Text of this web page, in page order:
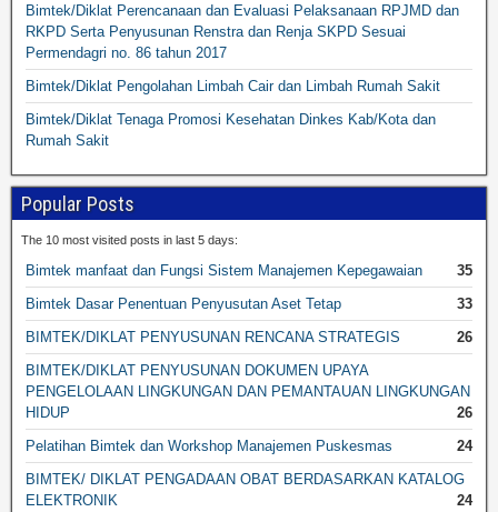
Bimtek/Diklat Perencanaan dan Evaluasi Pelaksanaan RPJMD dan
RKPD Serta Penyusunan Renstra dan Renja SKPD Sesuai
Permendagri no. 86 tahun 2017
Bimtek/Diklat Pengolahan Limbah Cair dan Limbah Rumah Sakit
Bimtek/Diklat Tenaga Promosi Kesehatan Dinkes Kab/Kota dan
Rumah Sakit
Popular Posts
The 10 most visited posts in last 5 days:
Bimtek manfaat dan Fungsi Sistem Manajemen Kepegawaian
35
Bimtek Dasar Penentuan Penyusutan Aset Tetap
33
BIMTEK/DIKLAT PENYUSUNAN RENCANA STRATEGIS
26
BIMTEK/DIKLAT PENYUSUNAN DOKUMEN UPAYA
PENGELOLAAN LINGKUNGAN DAN PEMANTAUAN LINGKUNGAN
HIDUP
26
Pelatihan Bimtek dan Workshop Manajemen Puskesmas
24
BIMTEK/ DIKLAT PENGADAAN OBAT BERDASARKAN KATALOG
ELEKTRONIK
24